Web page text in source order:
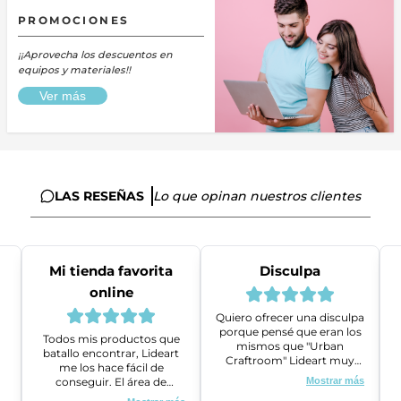
PROMOCIONES
¡¡Aprovecha los descuentos en
equipos y materiales!!
Ver más
LAS RESEÑAS Lo que opinan nuestros clientes
Mi tienda favorita
online
Todos mis productos que
batallo encontrar, Lideart
me los hace fácil de
conseguir. El área de
ventas es super amable y
Disculpa
Quiero ofrecer una disculpa
porque pensé que eran los
mismos que "Urban
Craftroom" Lideart muy
amables me ayudaron a
gestionar un problema que
Mostrar más